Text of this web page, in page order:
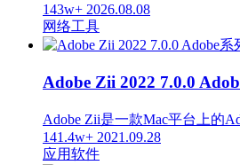
143w+ 2026.08.08
网络工具
Adobe Zii 2022 7.0.0
Adobe Zii是一款Mac平台上的
141.4w+ 2021.09.28
应用软件